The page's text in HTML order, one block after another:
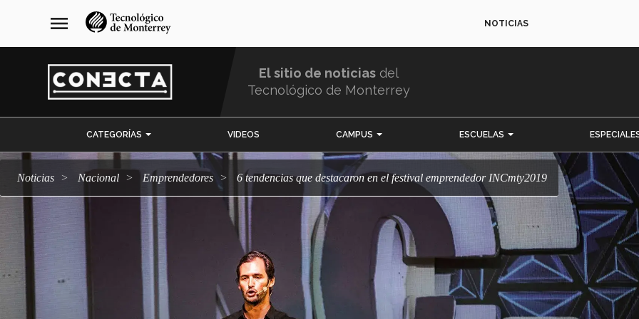
navegación
principal
menu NOTICIAS
El sitio de noticias del
Tecnológico de Monterrey
CATEGORÍAS VIDEOS CAMPUS ESCUELAS
Noticias Nacional emprendedores 6 tendencias que destacaron en el festival emprendedor INCmty2019